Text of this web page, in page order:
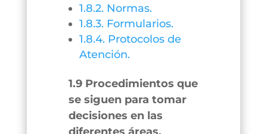
1.8.2. Normas.
1.8.3. Formularios.
1.8.4. Protocolos de
Atención.
1.9 Procedimientos que
se siguen para tomar
decisiones en las